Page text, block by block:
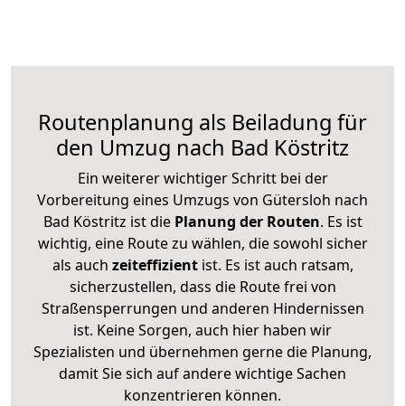
Routenplanung als Beiladung für
den Umzug nach Bad Köstritz
Ein weiterer wichtiger Schritt bei der
Vorbereitung eines Umzugs von Gütersloh nach
Bad Köstritz ist diePlanung der Routen. Es ist
wichtig, eine Route zu wählen, die sowohl sicher
als auch zeiteffizientist. Es ist auch ratsam,
sicherzustellen, dass die Route frei von
Straßensperrungen und anderen Hindernissen
ist. Keine Sorgen, auch hier haben wir
Spezialisten und übernehmen gerne die Planung,
damit Sie sich auf andere wichtige Sachen
konzentrieren können.